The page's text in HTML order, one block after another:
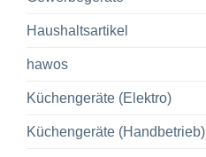
Haushaltsartikel
hawos
Küchengeräte (Elektro)
Küchengeräte (Handbetrieb)